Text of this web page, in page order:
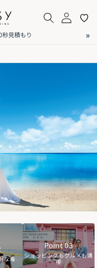
マイページ
お気に入
秒見積もり »
｜フォトウ
な海
Point 03
ショッピングもグルメも満
喫